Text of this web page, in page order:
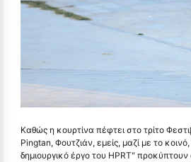
Καθώς η κουρτίνα πέφτει στο τρίτο
Pingtan, Φουτζιάν, εμείς, μαζί με το
δημιουργικό έργο του HPRT" προκύπτουν